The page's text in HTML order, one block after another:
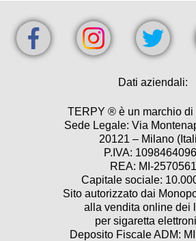
Dati aziendali:
TERPY ® è un marchio di
Sede Legale: Via
20121 – Milano
P.IVA:
REA: MI-2570561
Capitale sociale:
Sito autorizzato dai
alla vendita online dei
per sigaretta
Deposito Fiscale ADM: